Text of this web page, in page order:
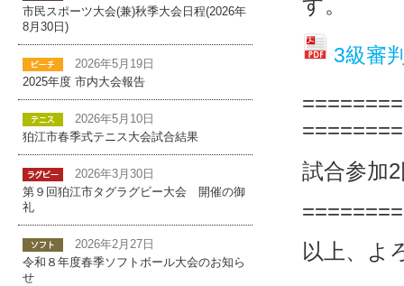
す。
3級審
試合参加
以上、よ
市民スポーツ大会(兼)秋季大会日程(2026年
8月30日)
2026年5月19日
2025年度 市内大会報告
2026年5月10日
狛江市春季式テニス大会試合結果
2026年3月30日
第９回狛江市タグラグビー大会 開催の御
礼
2026年2月27日
令和８年度春季ソフトボール大会のお知ら
せ